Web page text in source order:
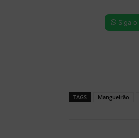
Siga o
TAGS Mangueirão